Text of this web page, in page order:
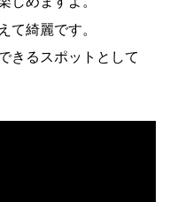
て綺麗です。
きるスポットとして